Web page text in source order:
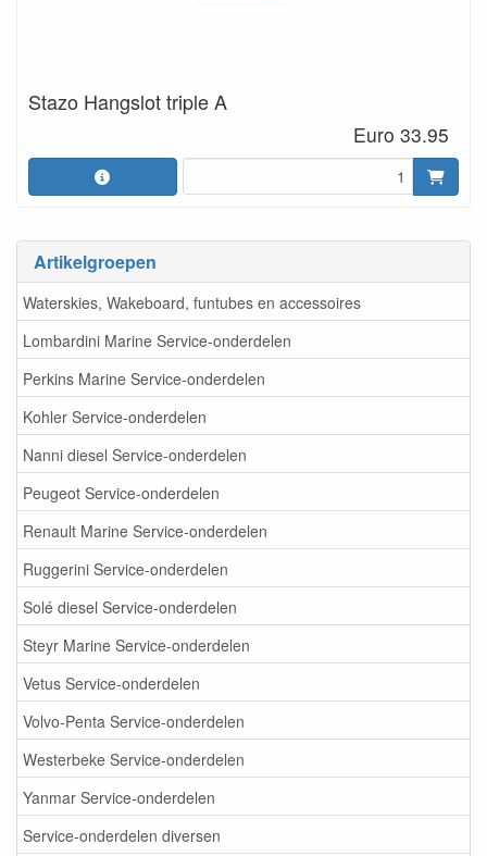
Artikelgroepen
Waterskies, Wakeboard, funtubes en accessoires
Lombardini Marine Service-onderdelen
Perkins Marine Service-onderdelen
Kohler Service-onderdelen
Nanni diesel Service-onderdelen
Peugeot Service-onderdelen
Renault Marine Service-onderdelen
Ruggerini Service-onderdelen
Solé diesel Service-onderdelen
Steyr Marine Service-onderdelen
Vetus Service-onderdelen
Volvo-Penta Service-onderdelen
Westerbeke Service-onderdelen
Yanmar Service-onderdelen
Service-onderdelen diversen
Stazo Hangslot triple A
Euro 33.95